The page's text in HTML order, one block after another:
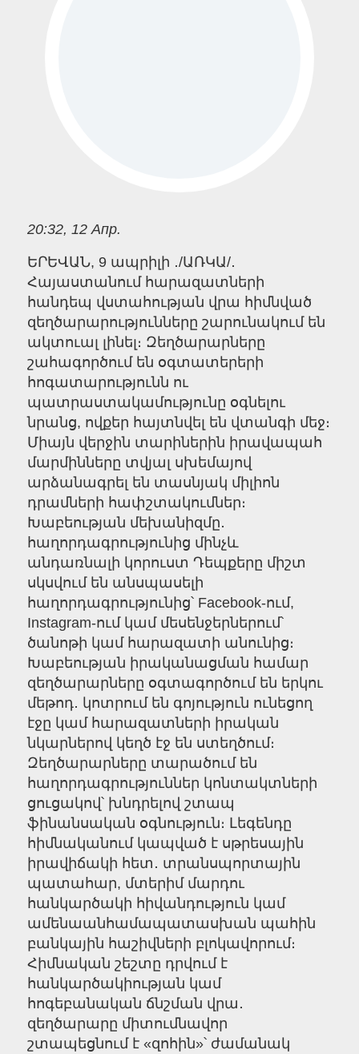
20:32, 12 Апр.
ԵՐԵՎԱՆ, 9 ապրիլի ․/ԱՌԿԱ/․
Հայաստանում հարազատների
հանդեպ վստահության վրա հիմնված
զեղծարարությունները շարունակում են
ակտուալ լինել։ Զեղծարարները
շահագործում են օգտատերերի
հոգատարությունն ու
պատրաստակամությունը օգնելու
նրանց, ովքեր հայտնվել են վտանգի մեջ։
Միայն վերջին տարիներին իրավապահ
մարմինները տվյալ սխեմայով
արձանագրել են տասնյակ միլիոն
դրամների հափշտակումներ։
Խաբեության մեխանիզմը․
հաղորդագրությունից մինչև
անդառնալի կորուստ Դեպքերը միշտ
սկսվում են անսպասելի
հաղորդագրությունից՝ Facebook-ում,
Instagram-ում կամ մեսենջերներում՝
ծանոթի կամ հարազատի անունից։
Խաբեության իրականացման համար
զեղծարարները օգտագործում են երկու
մեթոդ․ կոտրում են գոյություն ունեցող
էջը կամ հարազատների իրական
նկարներով կեղծ էջ են ստեղծում։
Զեղծարարները տարածում են
հաղորդագրություններ կոնտակտների
ցուցակով՝ խնդրելով շտապ
ֆինանսական օգնություն։ Լեգենդը
հիմնականում կապված է սթրեսային
իրավիճակի հետ․ տրանսպորտային
պատահար, մտերիմ մարդու
հանկարծակի հիվանդություն կամ
ամենաանհամապատասխան պահին
բանկային հաշիվների բլոկավորում։
Հիմնական շեշտը դրվում է
հանկարծակիության կամ
հոգեբանական ճնշման վրա․
զեղծարարը միտումնավոր
շտապեցնում է «զոհին»՝ ժամանակ